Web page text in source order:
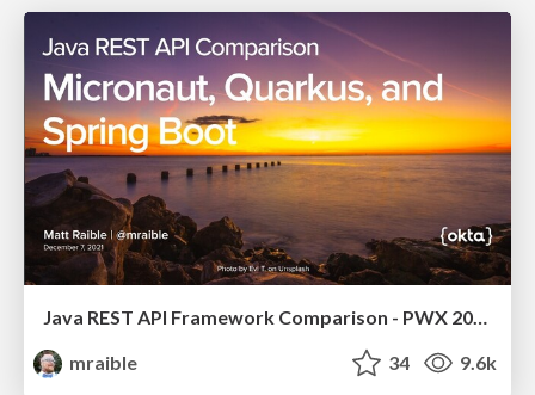
Java REST API Framework Comparison - PWX 2021
mraible
34 9.6k